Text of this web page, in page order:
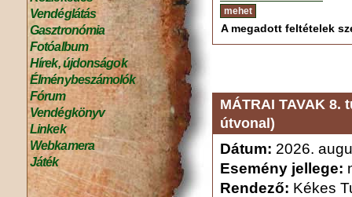
Vendéglátás
Gasztronómia
Fotóalbum
Hírek, újdonságok
Élménybeszámolók
Fórum
Vendégkönyv
Linkek
Webkamera
Játék
A megadott feltételek
MÁTRAI TAVAK 8.
útvonal)
Dátum: 2026.
Esemény jellege:
Rendező: Kékes